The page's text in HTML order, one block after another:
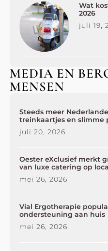
Wat
2026
juli 19,
MEDIA EN
MENSEN
Steeds meer
treinkaartjes en slimme
juli 20, 2026
Oester eXclusief merkt
van luxe catering op
mei 26, 2026
Vial Ergotherapie
ondersteuning aan huis
mei 26, 2026